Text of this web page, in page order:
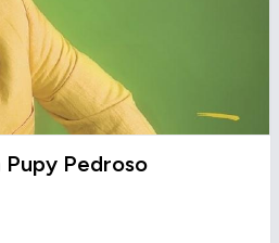
Pedroso